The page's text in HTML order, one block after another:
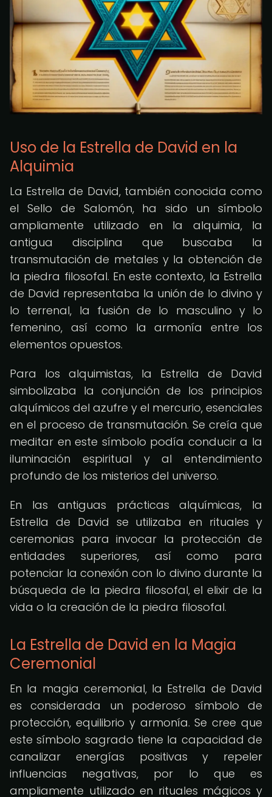
Uso de la Estrella de David en la
Alquimia
La Estrella de David, también conocida como
el Sello de Salomón, ha sido un símbolo
ampliamente utilizado en la alquimia, la
antigua disciplina que buscaba la
transmutación de metales y la obtención de
la piedra filosofal. En este contexto, la Estrella
de David representaba la unión de lo divino y
lo terrenal, la fusión de lo masculino y lo
femenino, así como la armonía entre los
elementos opuestos.
Para los alquimistas, la Estrella de David
simbolizaba la conjunción de los principios
alquímicos del azufre y el mercurio, esenciales
en el proceso de transmutación. Se creía que
meditar en este símbolo podía conducir a la
iluminación espiritual y al entendimiento
profundo de los misterios del universo.
En las antiguas prácticas alquímicas, la
Estrella de David se utilizaba en rituales y
ceremonias para invocar la protección de
entidades superiores, así como para
potenciar la conexión con lo divino durante la
búsqueda de la piedra filosofal, el elixir de la
vida o la creación de la piedra filosofal.
La Estrella de David en la Magia
Ceremonial
En la magia ceremonial, la Estrella de David
es considerada un poderoso símbolo de
protección, equilibrio y armonía. Se cree que
este símbolo sagrado tiene la capacidad de
canalizar energías positivas y repeler
influencias negativas, por lo que es
ampliamente utilizado en rituales mágicos y